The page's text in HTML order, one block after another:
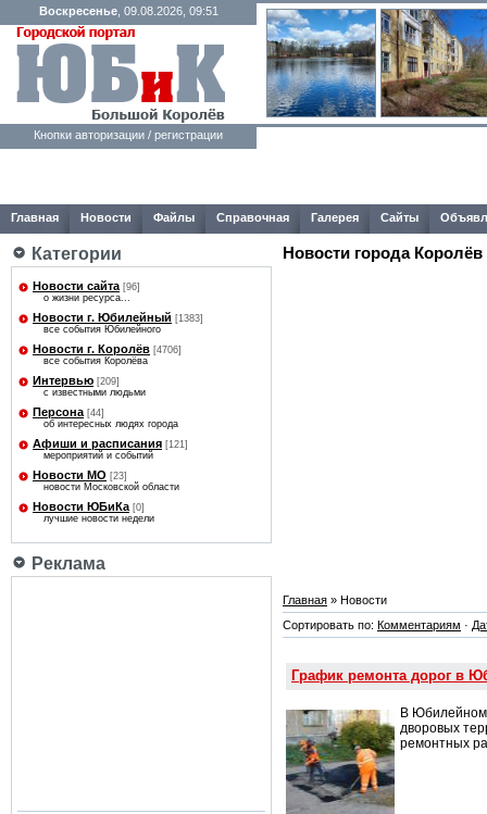
Воскресенье, 09.08.2026, 09:51
Кнопки авторизации / регистрации
Главная Новости Файлы Справочная Галерея Сайты
Категории
Новости сайта [96]
о жизни ресурса...
Новости г. Юбилейный [1383]
все события Юбилейного
Новости г. Королёв [4706]
все события Королёва
Интервью [209]
с известными людьми
Персона [44]
об интересных людях города
Афиши и расписания [121]
мероприятий и событий
Новости МО [23]
новости Московской области
Новости ЮБиКа [0]
лучшие новости недели
Реклама
Новости города Королёв
Главная » Новости
Сортировать по: Комментариям ·
График ремонта дорог в
В Юбилейном
дворовых
ремонтных